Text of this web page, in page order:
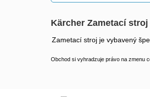
Kärcher Zametací stroj
Zametací stroj je vybavený
Obchod si vyhradzuje právo na zmenu